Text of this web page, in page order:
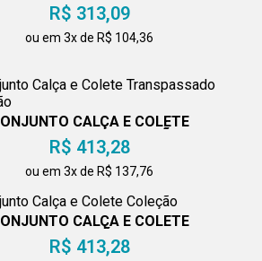
R$ 313,09
ou em 3x de R$ 104,36
CALÇA E COLETE
TRANSPASSADO COLEÇÃO
R$ 413,28
ou em 3x de R$ 137,76
CALÇA E COLETE
COLEÇÃO
R$ 413,28